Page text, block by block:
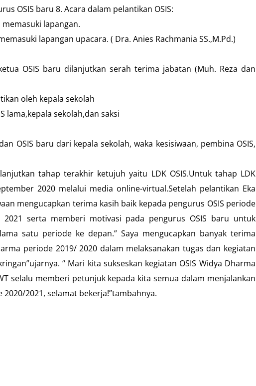
OSIS baru 8. Acara dalam pelantikan OSIS:
memasuki lapangan.
lapangan upacara. ( Dra. Anies Rachmania SS.,M.Pd.)
OSIS baru dilanjutkan serah terima jabatan (Muh. Reza dan
oleh kepala sekolah
lama,kepala sekolah,dan saksi
OSIS baru dari kepala sekolah, waka kesisiwaan, pembina OSIS,
tahap terakhir ketujuh yaitu LDK OSIS.Untuk tahap LDK
2020 melalui media online-virtual.Setelah pelantikan Eka
mengucapkan terima kasih baik kepada pengurus OSIS periode
serta memberi motivasi pada pengurus OSIS baru untuk
satu periode ke depan.” Saya mengucapkan banyak terima
periode 2019/ 2020 dalam melaksanakan tugas dan kegiatan
“ Mari kita sukseskan kegiatan OSIS Widya Dharma
selalu memberi petunjuk kepada kita semua dalam menjalankan
2021, selamat bekerja!”tambahnya.